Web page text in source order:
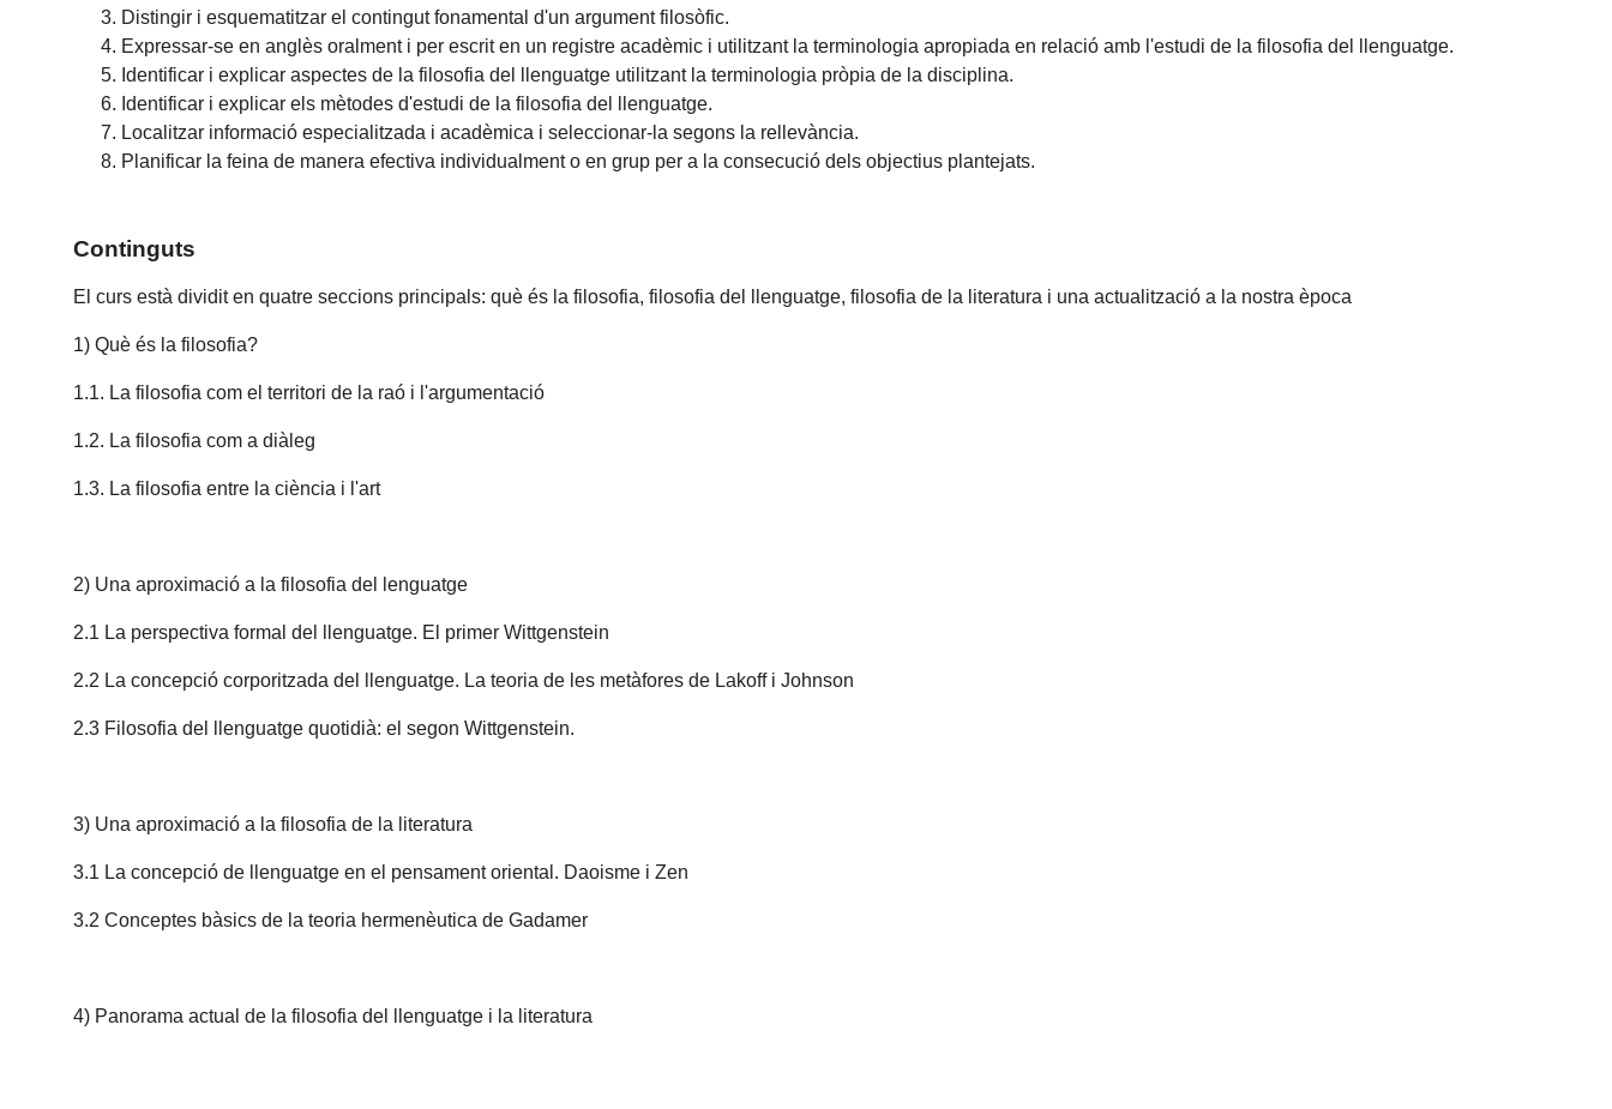
Distingir i esquematitzar el contingut fonamental d'un argument filosòfic.
Expressar-se en anglès oralment i per escrit en un registre acadèmic i utilitzant la terminologia apropiada en relació amb l'estudi de la filosofia del llenguatge.
Identificar i explicar aspectes de la filosofia del llenguatge utilitzant la terminologia pròpia de la disciplina.
Identificar i explicar els mètodes d'estudi de la filosofia del llenguatge.
Localitzar informació especialitzada i acadèmica i seleccionar-la segons la rellevància.
Planificar la feina de manera efectiva individualment o en grup per a la consecució dels objectius plantejats.
Continguts
El curs està dividit en quatre seccions principals: què és la filosofia, filosofia del llenguatge, filosofia de la literatura i una actualització a la nostra època
1) Què és la filosofia?
1.1. La filosofia com el territori de la raó i l'argumentació
1.2. La filosofia com a diàleg
1.3. La filosofia entre la ciència i l'art
2) Una aproximació a la filosofia del lenguatge
2.1 La perspectiva formal del llenguatge. El primer Wittgenstein
2.2 La concepció corporitzada del llenguatge. La teoria de les metàfores de Lakoff i Johnson
2.3 Filosofia del llenguatge quotidià: el segon Wittgenstein.
3) Una aproximació a la filosofia de la literatura
3.1 La concepció de llenguatge en el pensament oriental. Daoisme i Zen
3.2 Conceptes bàsics de la teoria hermenèutica de Gadamer
4) Panorama actual de la filosofia del llenguatge i la literatura